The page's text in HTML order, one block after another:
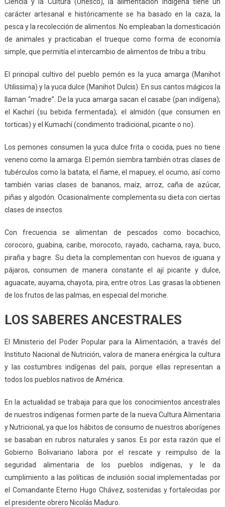
carácter artesanal e históricamente se ha basado en la caza, la
pesca y la recolección de alimentos. No empleaban la domesticación
de animales y practicaban el trueque como forma de economía
simple, que permitía el intercambio de alimentos de tribu a tribu.
El principal cultivo del pueblo pemón es la yuca amarga (Manihot
Utilissima) y la yuca dulce (Manihot Dulcis). En sus cantos mágicos la
llaman “madre”. De la yuca amarga sacan el casabe (pan indígena);
el Kachirí (su bebida fermentada); el almidón (que consumen en
torticas) y el Kumachí (condimento tradicional, picante o no).
Los pemones consumen la yuca dulce frita o cocida, pues no tiene
veneno como la amarga. El pemón siembra también otras clases de
tubérculos como la batata, el ñame, el mapuey, el ocumo, así como
también varias clases de bananos, maíz, arroz, caña de azúcar,
piñas y algodón. Ocasionalmente complementa su dieta con ciertas
clases de insectos.
Con frecuencia se alimentan de pescados como bocachico,
corocoro, guabina, caribe, morocoto, rayado, cachama, raya, buco,
piraña y bagre. Su dieta la complementan con huevos de iguana y
pájaros, consumen de manera constante el ají picante y dulce,
aguacate, auyama, chayota, pira, entre otros. Las grasas la obtienen
de los frutos de las palmas, en especial del moriche.
LOS SABERES ANCESTRALES
El Ministerio del Poder Popular para la Alimentación, a través del
Instituto Nacional de Nutrición, valora de manera enérgica la cultura
y las costumbres indígenas del país, porque ellas representan a
todos los pueblos nativos de América.
En la actualidad se trabaja para que los conocimientos ancestrales
de nuestros indígenas formen parte de la nueva Cultura Alimentaria
y Nutricional, ya que los hábitos de consumo de nuestros aborígenes
se basaban en rubros naturales y sanos. Es por esta razón que el
Gobierno Bolivariano labora por el rescate y reimpulso de la
seguridad alimentaria de los pueblos indígenas, y le da
cumplimiento a las políticas de inclusión social implementadas por
el Comandante Eterno Hugo Chávez, sostenidas y fortalecidas por
el presidente obrero Nicolás Maduro.